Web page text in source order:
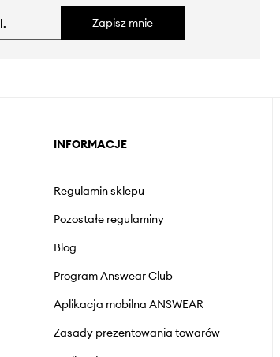
Zapisz mnie
INFORMACJE
Regulamin sklepu
Pozostałe regulaminy
Blog
Program Answear Club
Aplikacja mobilna ANSWEAR
Zasady prezentowania towarów